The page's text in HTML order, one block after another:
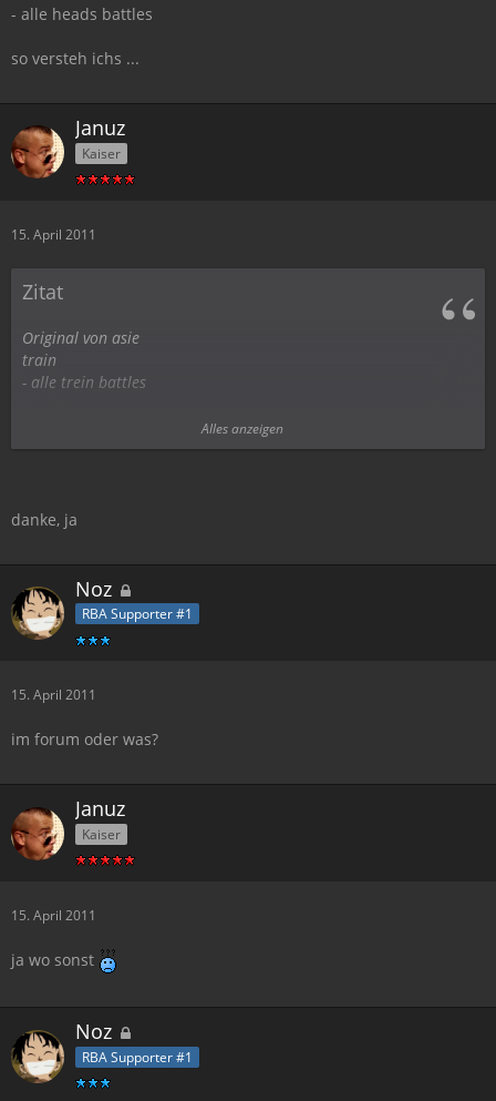
- alle heads battles
so versteh ichs ...
Januz
Kaiser
15. April 2011
Zitat
Original von asie
train
- alle trein battles
- alle entry battles
- alle adv battles
- alle heads battles
so versteh ichs ...
Alles anzeigen
danke, ja
Noz
RBA Supporter #1
15. April 2011
im forum oder was?
Januz
Kaiser
15. April 2011
ja wo sonst
Noz
RBA Supporter #1